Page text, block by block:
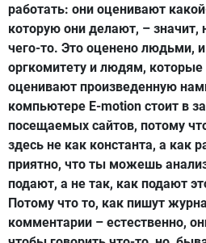
работать: они оценивают
которую они делают, – значит,
чего-то. Это оценено людьми,
оргкомитету и людям, которые
оценивают произведенную
компьютере E-motion стоит в
посещаемых сайтов, потому
здесь не как константа, а как
приятно, что ты можешь
подают, а не так, как подают
Потому что то, как пишут
комментарии – естественно,